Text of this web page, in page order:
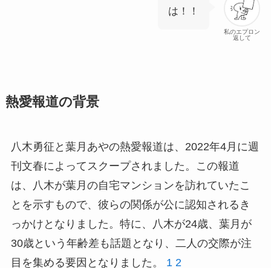
私のエプロン
返して
は！！
熱愛報道の背景
八木勇征と葉月あやの熱愛報道は、2022年4月に週
刊文春によってスクープされました。この報道
は、八木が葉月の自宅マンションを訪れていたこ
とを示すもので、彼らの関係が公に認知されるき
っかけとなりました。特に、八木が24歳、葉月が
30歳という年齢差も話題となり、二人の交際が注
目を集める要因となりました。 1 2